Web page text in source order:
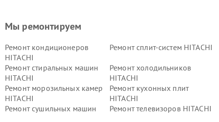
Мы ремонтируем
Ремонт кондиционеров
HITACHI
Ремонт сплит-систем HITACHI
Ремонт стиральных машин
HITACHI
Ремонт холодильников
HITACHI
Ремонт морозильных камер
HITACHI
Ремонт кухонных плит
HITACHI
Ремонт сушильных машин
Ремонт телевизоров HITACHI